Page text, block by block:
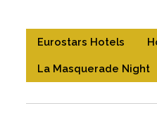
Eurostars Hotels
La Masquerade Night